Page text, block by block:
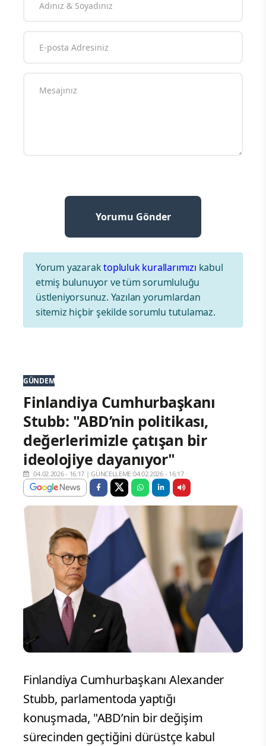
Yorum yazaraktopluluk kurallarımızı kabul
etmiş bulunuyor ve tüm sorumluluğu
üstleniyorsunuz. Yazılan yorumlardan
sitemiz hiçbir şekilde sorumlu tutulamaz.
GÜNDEM
Finlandiya Cumhurbaşkanı
Stubb: "ABD’nin politikası,
değerlerimizle çatışan bir
ideolojiye dayanıyor"
04.02.2026 - 16:17 |GÜNCELLEME:04.02.2026 - 16:17
Finlandiya Cumhurbaşkanı Alexander
Stubb, parlamentoda yaptığı
konuşmada, "ABD’nin bir değişim
sürecinden geçtiğini dürüstçe kabul